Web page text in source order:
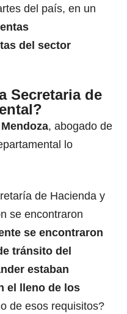
del país, en un
del sector
Secretaria de
, abogado de
lo
de Hacienda y
se encontraron
se encontraron
tránsito del
estaban
el lleno de los
de esos requisitos?